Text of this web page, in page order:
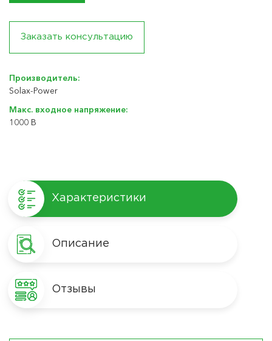
Заказать консультацию
Производитель:
Solax-Power
Макс. входное напряжение:
1000 В
Характеристики
Описание
Отзывы